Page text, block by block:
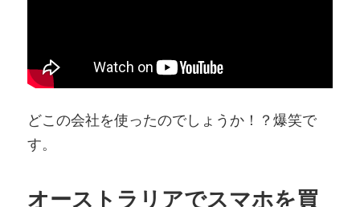
どこの会社を使ったのでしょうか！？爆笑で
す。
オーストラリアでスマホを買